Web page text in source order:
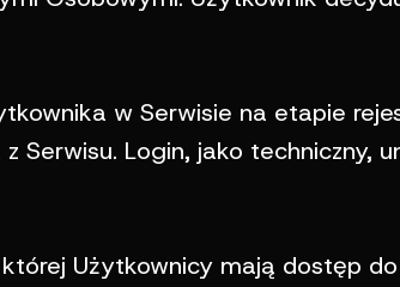
w Serwisie na etapie
Login, jako techniczny,
Użytkownicy mają dostęp